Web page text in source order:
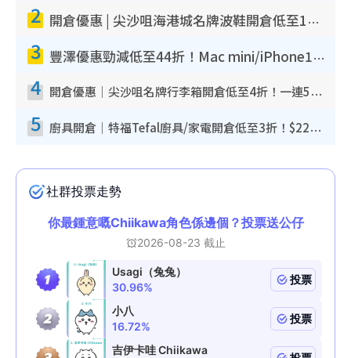
2 開倉優惠 | 尖沙咀海港城名牌波鞋開倉低至1折！On鞋$899起／Joy&Peace鞋履$98起
3 豐澤優惠勁減低至44折！Mac mini/iPhone17Pro大減價！廚房家電$220起
4 開倉優惠｜尖沙咀名牌行李箱開倉低至4折！一連5日 American Tourister/ace./Hallmark $200起！
5 廚具開倉｜特福Tefal廚具/家電開倉低至3折！$220起買平底鍋/炒鑊/湯煲！電飯煲/吸塵機/燙斗$418起